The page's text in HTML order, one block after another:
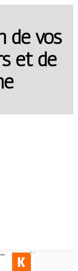
de vos
et de